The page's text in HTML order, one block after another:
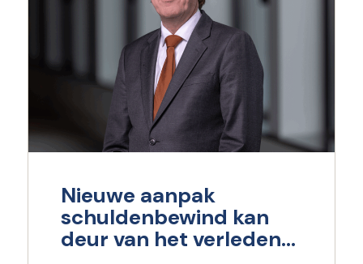
Nieuwe aanpak
schuldenbewind kan
deur van het verleden